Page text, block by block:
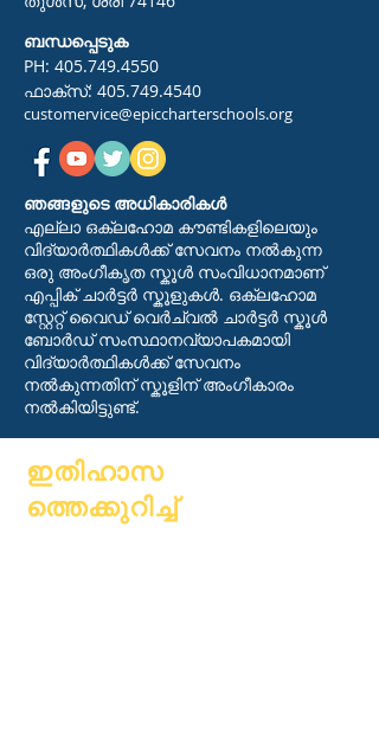
ബന്ധപ്പെടുക
PH: 405.749.4550
ഫാക്സ്: 405.749.4540
customervice@epiccharterschools.org
ഞങ്ങളുടെ അധികാരികൾ
എല്ലാ ഒക്ലഹോമ കൗണ്ടികളിലെയും
വിദ്യാർത്ഥികൾക്ക് സേവനം നൽകുന്ന
ഒരു അംഗീകൃത സ്കൂൾ സംവിധാനമാണ്
എപ്പിക് ചാർട്ടർ സ്കൂളുകൾ. ഒക്‌ലഹോമ
സ്റ്റേറ്റ് വൈഡ് വെർച്വൽ ചാർട്ടർ സ്കൂൾ
ബോർഡ് സംസ്ഥാനവ്യാപകമായി
വിദ്യാർത്ഥികൾക്ക് സേവനം
നൽകുന്നതിന് സ്കൂളിന് അംഗീകാരം
നൽകിയിട്ടുണ്ട്.
ഇതിഹാസ
ത്തെക്കുറിച്ച്